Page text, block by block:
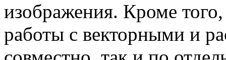
изображения. Кроме
работы с векторными и